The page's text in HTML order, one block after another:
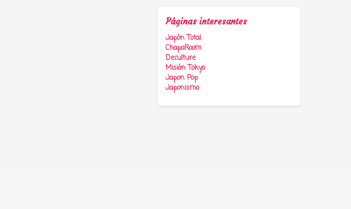
Páginas interesantes
Japón Total
ChapaRoom
Deculture
Misión Tokyo
Japon Pop
Japonismo